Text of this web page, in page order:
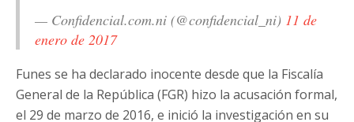
— Confidencial.com.ni (@confidencial_ni) 11 de
enero de 2017
Funes se ha declarado inocente desde que la Fiscalía
General de la República (FGR) hizo la acusación formal,
el 29 de marzo de 2016, e inició la investigación en su